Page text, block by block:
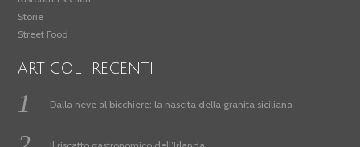
Storie
Street Food
ARTICOLI RECENTI
Dalla neve al bicchiere: la nascita della granita siciliana